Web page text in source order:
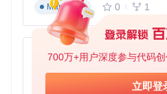
700万+用户深度参与代码
立即登
四、设备兼容性：哪款音
设备类型 核心功能支持
完整语音控制、
Markdown
0 1
py-xiaozhi